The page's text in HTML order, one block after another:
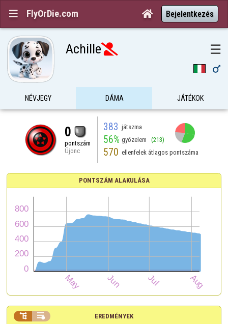
 FlyOrDie.com  Bejelentkezés
Achille ☰

NÉVJEGY DÁMA JÁTÉKOK
0
pontszám
Újonc
383 játszma
56% győzelem (213)
570 ellenfelek átlagos pontszáma
PONTSZÁM ALAKULÁSA
EREDMÉNYEK
 